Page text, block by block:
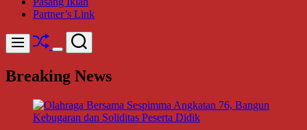
Partner’s Link
Menu Shuffle
Switch
mode
Search
Breaking News